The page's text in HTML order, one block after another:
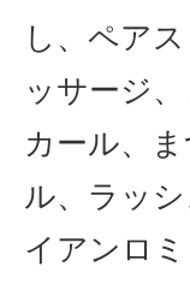
し、ペア
ッサージ
カール、
ル、ラッ
イアンロ